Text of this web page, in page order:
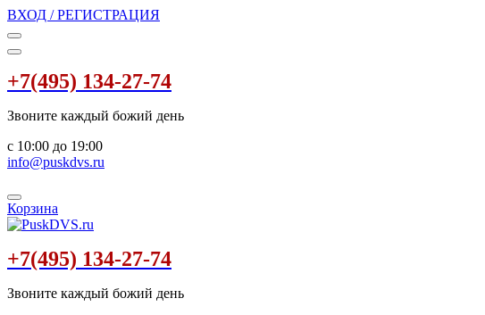
ВХОД / РЕГИСТРАЦИЯ
+7(495) 134-27-74
Звоните каждый божий день
с 10:00 до 19:00
info@puskdvs.ru
Корзина
+7(495) 134-27-74
Звоните каждый божий день